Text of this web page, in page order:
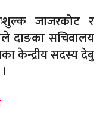
जाजरकोट र
दाङका सचिवालय
केन्द्रीय सदस्य देबु